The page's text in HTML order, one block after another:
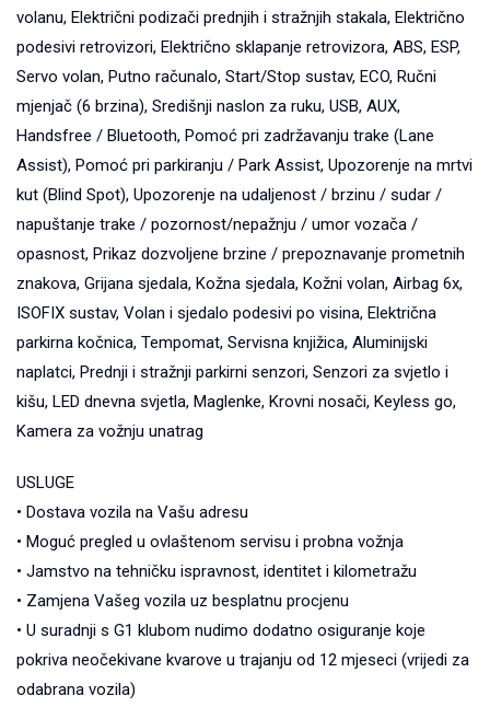
volanu, Električni podizači prednjih i stražnjih stakala, Električno
podesivi retrovizori, Električno sklapanje retrovizora, ABS, ESP,
Servo volan, Putno računalo, Start/Stop sustav, ECO, Ručni
mjenjač (6 brzina), Središnji naslon za ruku, USB, AUX,
Handsfree / Bluetooth, Pomoć pri zadržavanju trake (Lane
Assist), Pomoć pri parkiranju / Park Assist, Upozorenje na mrtvi
kut (Blind Spot), Upozorenje na udaljenost / brzinu / sudar /
napuštanje trake / pozornost/nepažnju / umor vozača /
opasnost, Prikaz dozvoljene brzine / prepoznavanje prometnih
znakova, Grijana sjedala, Kožna sjedala, Kožni volan, Airbag 6x,
ISOFIX sustav, Volan i sjedalo podesivi po visina, Električna
parkirna kočnica, Tempomat, Servisna knjižica, Aluminijski
naplatci, Prednji i stražnji parkirni senzori, Senzori za svjetlo i
kišu, LED dnevna svjetla, Maglenke, Krovni nosači, Keyless go,
Kamera za vožnju unatrag
USLUGE
• Dostava vozila na Vašu adresu
• Moguć pregled u ovlaštenom servisu i probna vožnja
• Jamstvo na tehničku ispravnost, identitet i kilometražu
• Zamjena Vašeg vozila uz besplatnu procjenu
• U suradnji s G1 klubom nudimo dodatno osiguranje koje
pokriva neočekivane kvarove u trajanju od 12 mjeseci (vrijedi za
odabrana vozila)